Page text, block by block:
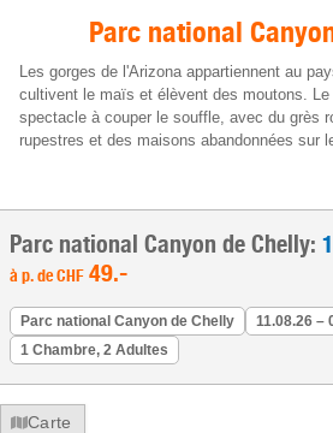
Parc national
Les gorges de l'Arizona appartiennent au
cultivent le maïs et élèvent des moutons.
spectacle à couper le souffle, avec du grès
rupestres et des maisons abandonnées sur
Parc national Canyon de Chelly: 1
à p. deCHF 49.-
Parc national Canyon de Chelly
11.08.26 –
1 Chambre, 2 Adultes
Carte